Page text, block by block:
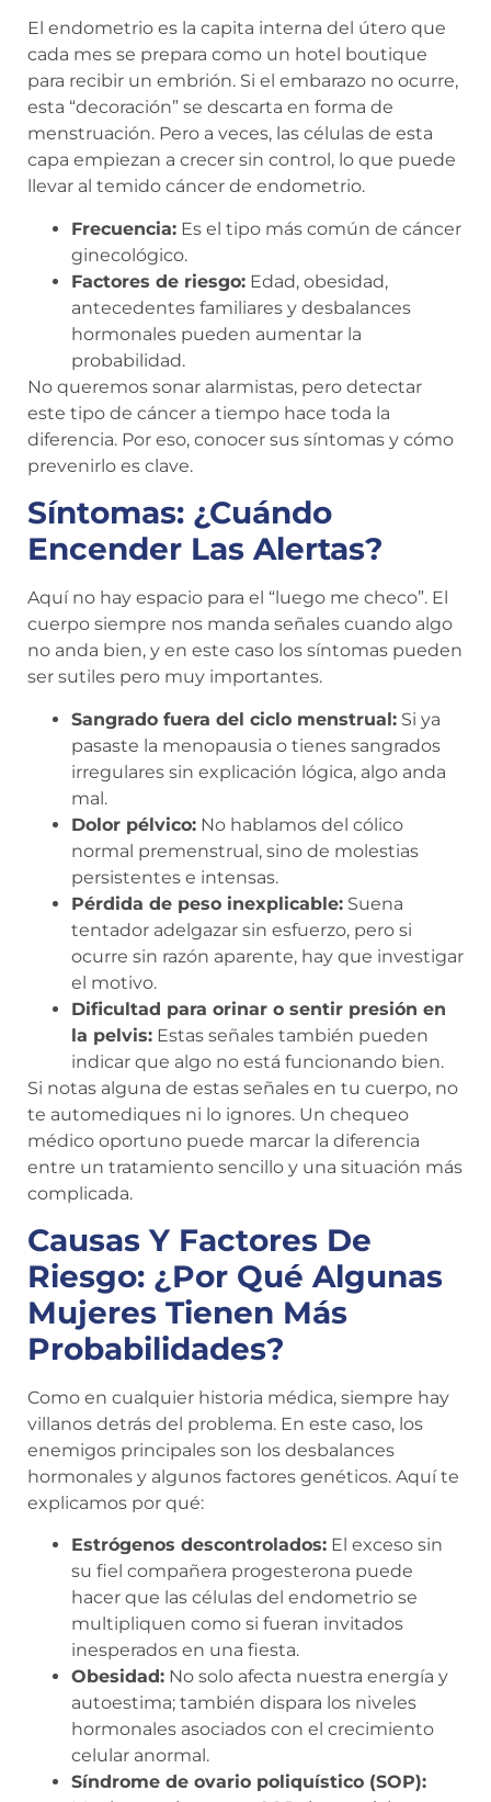
El endometrio es la capita interna del útero que
cada mes se prepara como un hotel boutique
para recibir un embrión. Si el embarazo no ocurre,
esta “decoración” se descarta en forma de
menstruación. Pero a veces, las células de esta
capa empiezan a crecer sin control, lo que puede
llevar al temido cáncer de endometrio.
Frecuencia: Es el tipo más común de cáncer
ginecológico.
Factores de riesgo: Edad, obesidad,
antecedentes familiares y desbalances
hormonales pueden aumentar la
probabilidad.
No queremos sonar alarmistas, pero detectar
este tipo de cáncer a tiempo hace toda la
diferencia. Por eso, conocer sus síntomas y cómo
prevenirlo es clave.
Síntomas: ¿Cuándo
Encender Las Alertas?
Aquí no hay espacio para el “luego me checo”. El
cuerpo siempre nos manda señales cuando algo
no anda bien, y en este caso los síntomas pueden
ser sutiles pero muy importantes.
Sangrado fuera del ciclo menstrual: Si ya
pasaste la menopausia o tienes sangrados
irregulares sin explicación lógica, algo anda
mal.
Dolor pélvico: No hablamos del cólico
normal premenstrual, sino de molestias
persistentes e intensas.
Pérdida de peso inexplicable: Suena
tentador adelgazar sin esfuerzo, pero si
ocurre sin razón aparente, hay que investigar
el motivo.
Dificultad para orinar o sentir presión en
la pelvis: Estas señales también pueden
indicar que algo no está funcionando bien.
Si notas alguna de estas señales en tu cuerpo, no
te automediques ni lo ignores. Un chequeo
médico oportuno puede marcar la diferencia
entre un tratamiento sencillo y una situación más
complicada.
Causas Y Factores De
Riesgo: ¿Por Qué Algunas
Mujeres Tienen Más
Probabilidades?
Como en cualquier historia médica, siempre hay
villanos detrás del problema. En este caso, los
enemigos principales son los desbalances
hormonales y algunos factores genéticos. Aquí te
explicamos por qué:
Estrógenos descontrolados: El exceso sin
su fiel compañera progesterona puede
hacer que las células del endometrio se
multipliquen como si fueran invitados
inesperados en una fiesta.
Obesidad: No solo afecta nuestra energía y
autoestima; también dispara los niveles
hormonales asociados con el crecimiento
celular anormal.
Síndrome de ovario poliquístico (SOP):